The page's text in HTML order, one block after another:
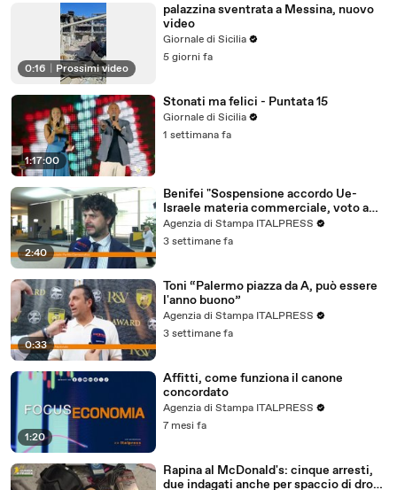
0:16 Prossimi video
palazzina sventrata a Messina, nuovo
video
Giornale di Sicilia
5 giorni fa
1:17:00
Stonati ma felici - Puntata 15
Giornale di Sicilia
1 settimana fa
2:40
Benifei "Sospensione accordo Ue-
Israele materia commerciale, voto a
maggioranza"
Agenzia di Stampa ITALPRESS
3 settimane fa
0:33
Toni “Palermo piazza da A, può essere
l'anno buono”
Agenzia di Stampa ITALPRESS
3 settimane fa
1:20
Affitti, come funziona il canone
concordato
Agenzia di Stampa ITALPRESS
7 mesi fa
Rapina al McDonald's: cinque arresti,
due indagati anche per spaccio di droga